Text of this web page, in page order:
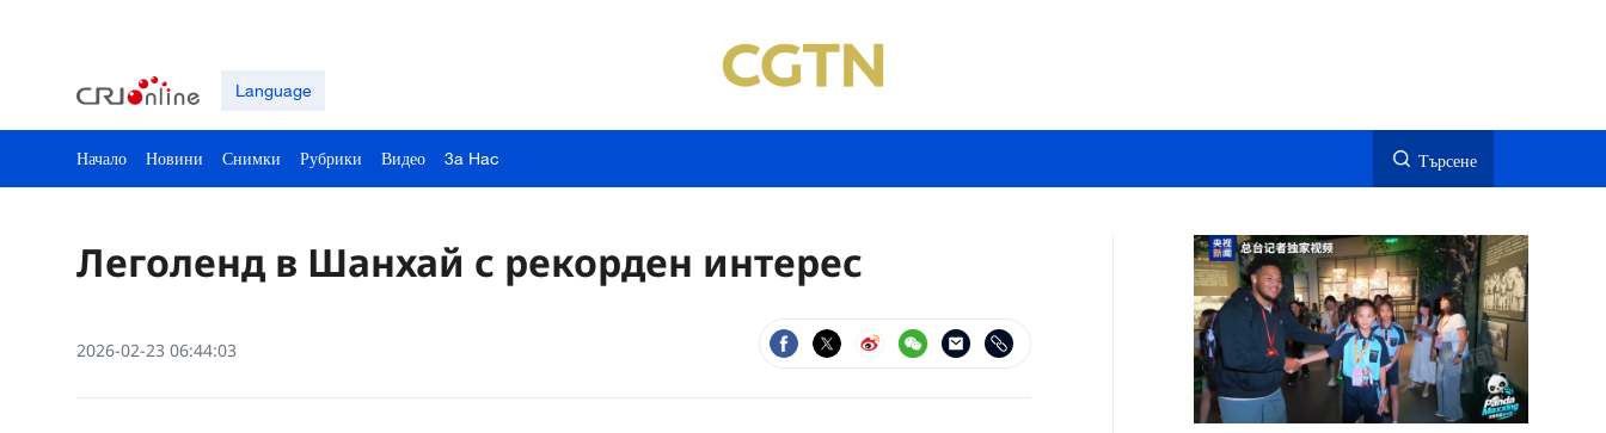
Language
Начало Новини Снимки Рубрики Видео 3a Hac Търсене
Леголенд в Шанхай с рекорден интерес
2026-02-23 06:44:03